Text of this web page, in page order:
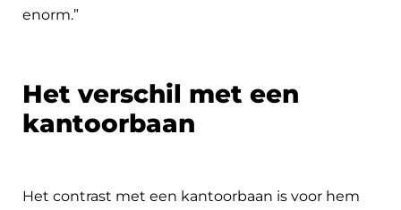
enorm.”
Het verschil met een
kantoorbaan
Het contrast met een kantoorbaan is voor hem